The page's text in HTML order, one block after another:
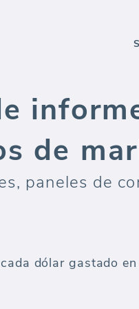
de
paneles de
dólar gastado en